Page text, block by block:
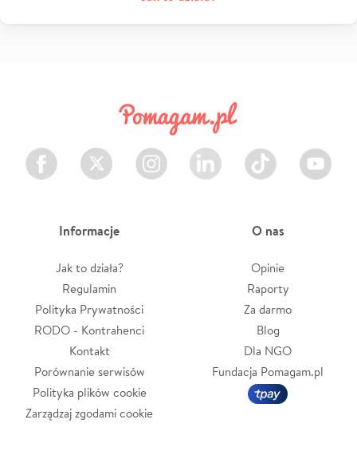
Facebook Twitter Instagram LinkedIn TikTok Youtube
Informacje
Jak to działa?
Regulamin
Polityka Prywatności
RODO - Kontrahenci
Kontakt
Porównanie serwisów
Polityka plików cookie
Zarządzaj zgodami cookie
O nas
Opinie
Raporty
Za darmo
Blog
Dla NGO
Fundacja Pomagam.pl